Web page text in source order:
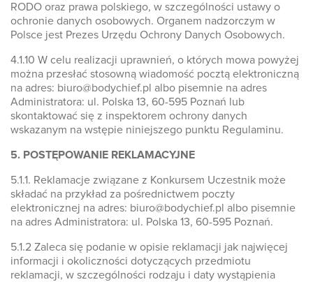
RODO oraz prawa polskiego, w szczególności ustawy o
ochronie danych osobowych. Organem nadzorczym w
Polsce jest Prezes Urzędu Ochrony Danych Osobowych.
4.1.10 W celu realizacji uprawnień, o których mowa powyżej
można przesłać stosowną wiadomość pocztą elektroniczną
na adres: biuro@bodychief.pl albo pisemnie na adres
Administratora: ul. Polska 13, 60-595 Poznań lub
skontaktować się z inspektorem ochrony danych
wskazanym na wstępie niniejszego punktu Regulaminu.
5. POSTĘPOWANIE REKLAMACYJNE
5.1.1. Reklamacje związane z Konkursem Uczestnik może
składać na przykład za pośrednictwem poczty
elektronicznej na adres: biuro@bodychief.pl albo pisemnie
na adres Administratora: ul. Polska 13, 60-595 Poznań.
5.1.2 Zaleca się podanie w opisie reklamacji jak najwięcej
informacji i okoliczności dotyczących przedmiotu
reklamacji, w szczególności rodzaju i daty wystąpienia